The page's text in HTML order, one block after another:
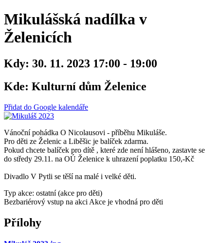
Mikulášská nadílka v
Želenicích
Kdy: 30. 11. 2023 17:00 - 19:00
Kde: Kulturní dům Želenice
Přidat do Google kalendáře
Vánoční pohádka O Nicolausovi - příběhu Mikuláše.
Pro děti ze Želenic a Liběšic je balíček zdarma.
Pokud chcete balíček pro dítě , které zde není hlášeno, zastavte se
do středy 29.11. na OÚ Želenice k uhrazení poplatku 150,-Kč
Divadlo V Pytli se těší na malé i velké děti.
Typ akce: ostatní (akce pro děti)
Bezbariérový vstup na akci Akce je vhodná pro děti
Přílohy